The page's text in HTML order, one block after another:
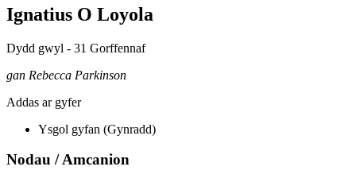
Ignatius O Loyola
Dydd gwyl - 31 Gorffennaf
gan Rebecca Parkinson
Addas ar gyfer
Ysgol gyfan (Gynradd)
Nodau / Amcanion